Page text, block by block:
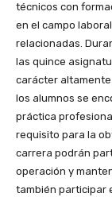
técnicos con
en el campo
relacionadas.
las quince
carácter altamente
los alumnos se
práctica
requisito para la
carrera podrán
operación y
también participar